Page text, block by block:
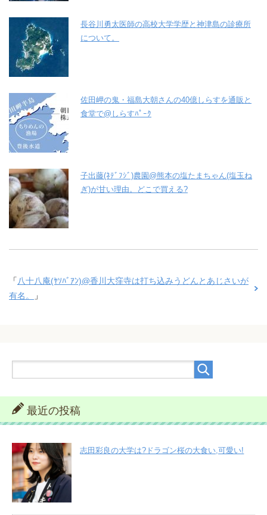
長谷川勇太医師の高校大学学歴と神津島の診療所
について。
佐田岬の鬼・福島大朝さんの40億しらすを通販と
食堂で@しらすﾊﾟｰｸ
子出藤(ﾈﾃﾞﾌｼﾞ)農園@熊本の塩たまちゃん(塩玉ね
ぎ)が甘い理由。どこで買える?
「八十八庵(ﾔｿﾊﾞｱﾝ)@香川大窪寺は打ち込みうどんとあじさいが
有名。
」
最近の投稿
志田彩良の大学は?ドラゴン桜の大食い,可愛い!